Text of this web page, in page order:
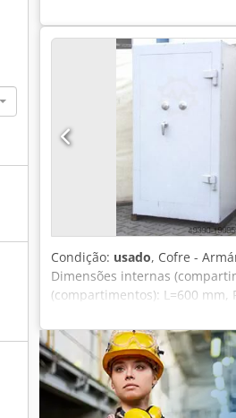
Condição: usado, Cofre -
Dimensões internas
(compartimentos): L=600 mm,
com mecanismo de
2 chaves disponíveis, 1
Ahzef - Proteção da porta no
mm Peso: 3100 kg